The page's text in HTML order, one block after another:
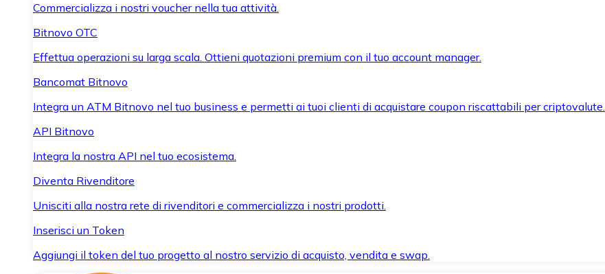
Commercializza i nostri voucher nella tua attività.
Bitnovo OTC
Effettua operazioni su larga scala. Ottieni quotazioni premium con il tuo account manager.
Bancomat Bitnovo
Integra un ATM Bitnovo nel tuo business e permetti ai tuoi clienti di acquistare coupon riscattabili per criptovalute.
API Bitnovo
Integra la nostra API nel tuo ecosistema.
Diventa Rivenditore
Unisciti alla nostra rete di rivenditori e commercializza i nostri prodotti.
Inserisci un Token
Aggiungi il token del tuo progetto al nostro servizio di acquisto, vendita e swap.